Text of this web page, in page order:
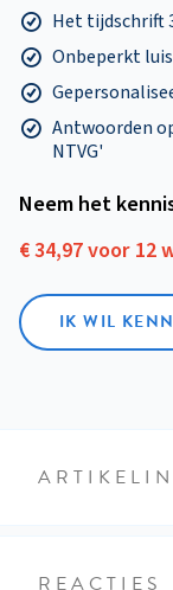
Het tijdschrift
Onbeperkt
Antwoorden
NTVG'
Neem het
€ 34,97 voor 12
IK WIL
REACTIES